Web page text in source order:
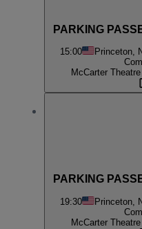
PARKING
15:00 Princeton,
McCarter
PARKING
19:30 Princeton,
McCarter